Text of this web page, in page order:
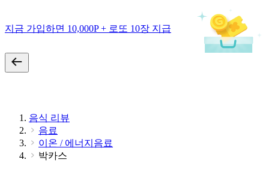
지금 가입하면 10,000P + 로또 10장 지급
음식 리뷰
음료
이온 / 에너지음료
박카스